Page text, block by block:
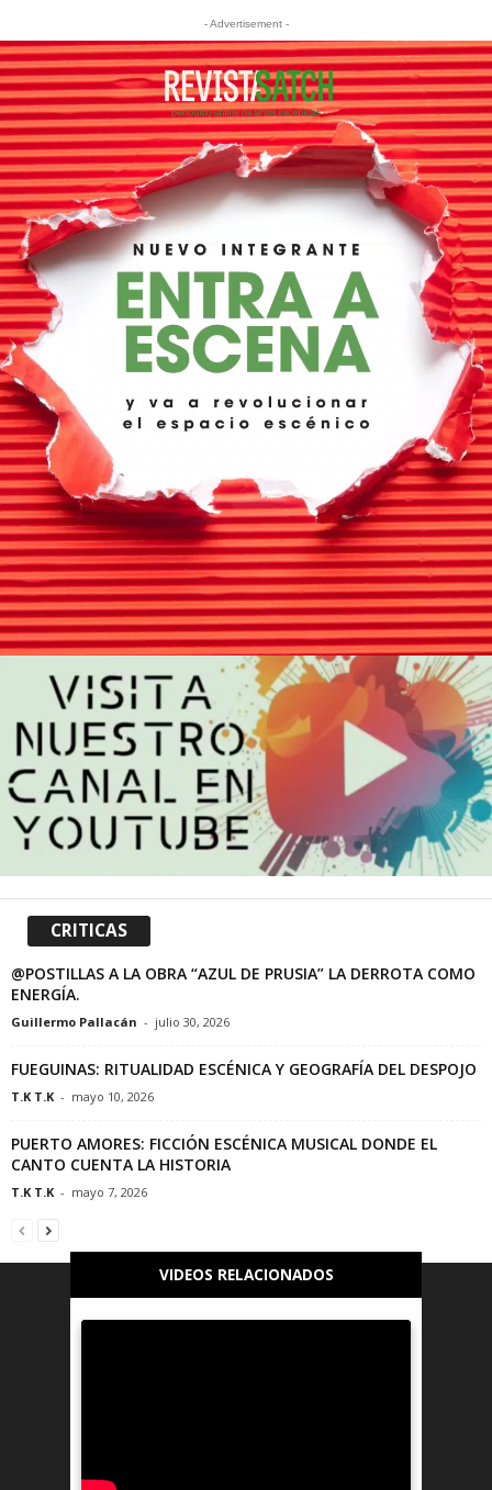
- Advertisement -
CRITICAS
@POSTILLAS A LA OBRA “AZUL DE PRUSIA” LA DERROTA COMO
ENERGÍA.
Guillermo Pallacán - julio 30, 2026
FUEGUINAS: RITUALIDAD ESCÉNICA Y GEOGRAFÍA DEL DESPOJO
T.K T.K - mayo 10, 2026
PUERTO AMORES: FICCIÓN ESCÉNICA MUSICAL DONDE EL
CANTO CUENTA LA HISTORIA
T.K T.K - mayo 7, 2026
VIDEOS RELACIONADOS